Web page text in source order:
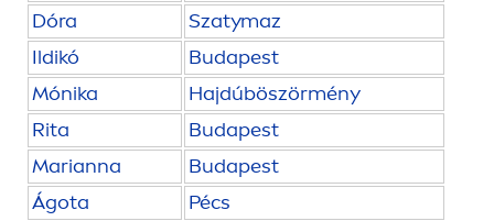
Dóra
Szatymaz
Ildikó
Budapest
Mónika
Hajdúböszörmény
Rita
Budapest
Marianna
Budapest
Ágota
Pécs